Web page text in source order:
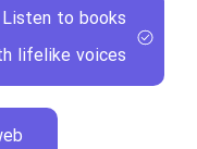
Listen to books
lifelike voices